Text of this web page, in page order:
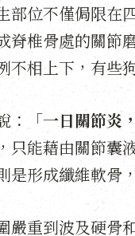
部位不僅侷限在
脊椎骨處的關節
不相上下，有些
：「一日關節炎
只能藉由關節囊
是形成纖維軟骨
嚴重到波及硬骨